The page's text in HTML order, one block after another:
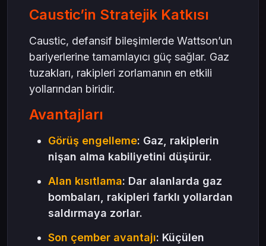
Caustic’in Stratejik Katkısı
Caustic, defansif bileşimlerde Wattson’un
bariyerlerine tamamlayıcı güç sağlar. Gaz
tuzakları, rakipleri zorlamanın en etkili
yollarından biridir.
Avantajları
Görüş engelleme: Gaz, rakiplerin
nişan alma kabiliyetini düşürür.
Alan kısıtlama: Dar alanlarda gaz
bombaları, rakipleri farklı yollardan
saldırmaya zorlar.
Son çember avantajı: Küçülen